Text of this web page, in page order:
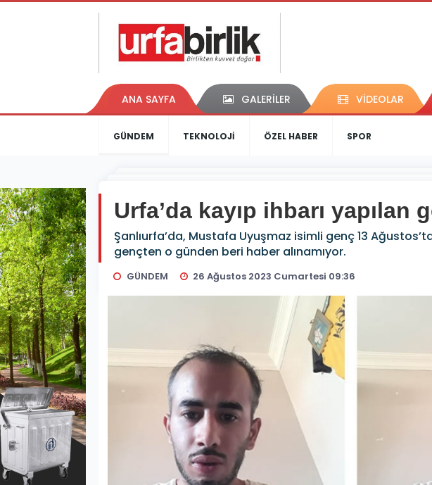
ANA SAYFA GALERİLER VİDEOLAR
GÜNDEM TEKNOLOJİ ÖZEL HABER SPOR
Urfa’da kayıp ihbarı
Şanlıurfa’da, Mustafa Uyuşmaz isimli genç 13
gençten o günden beri haber alınamıyor.
GÜNDEM 26 Ağustos 2023 Cumartesi 09:36